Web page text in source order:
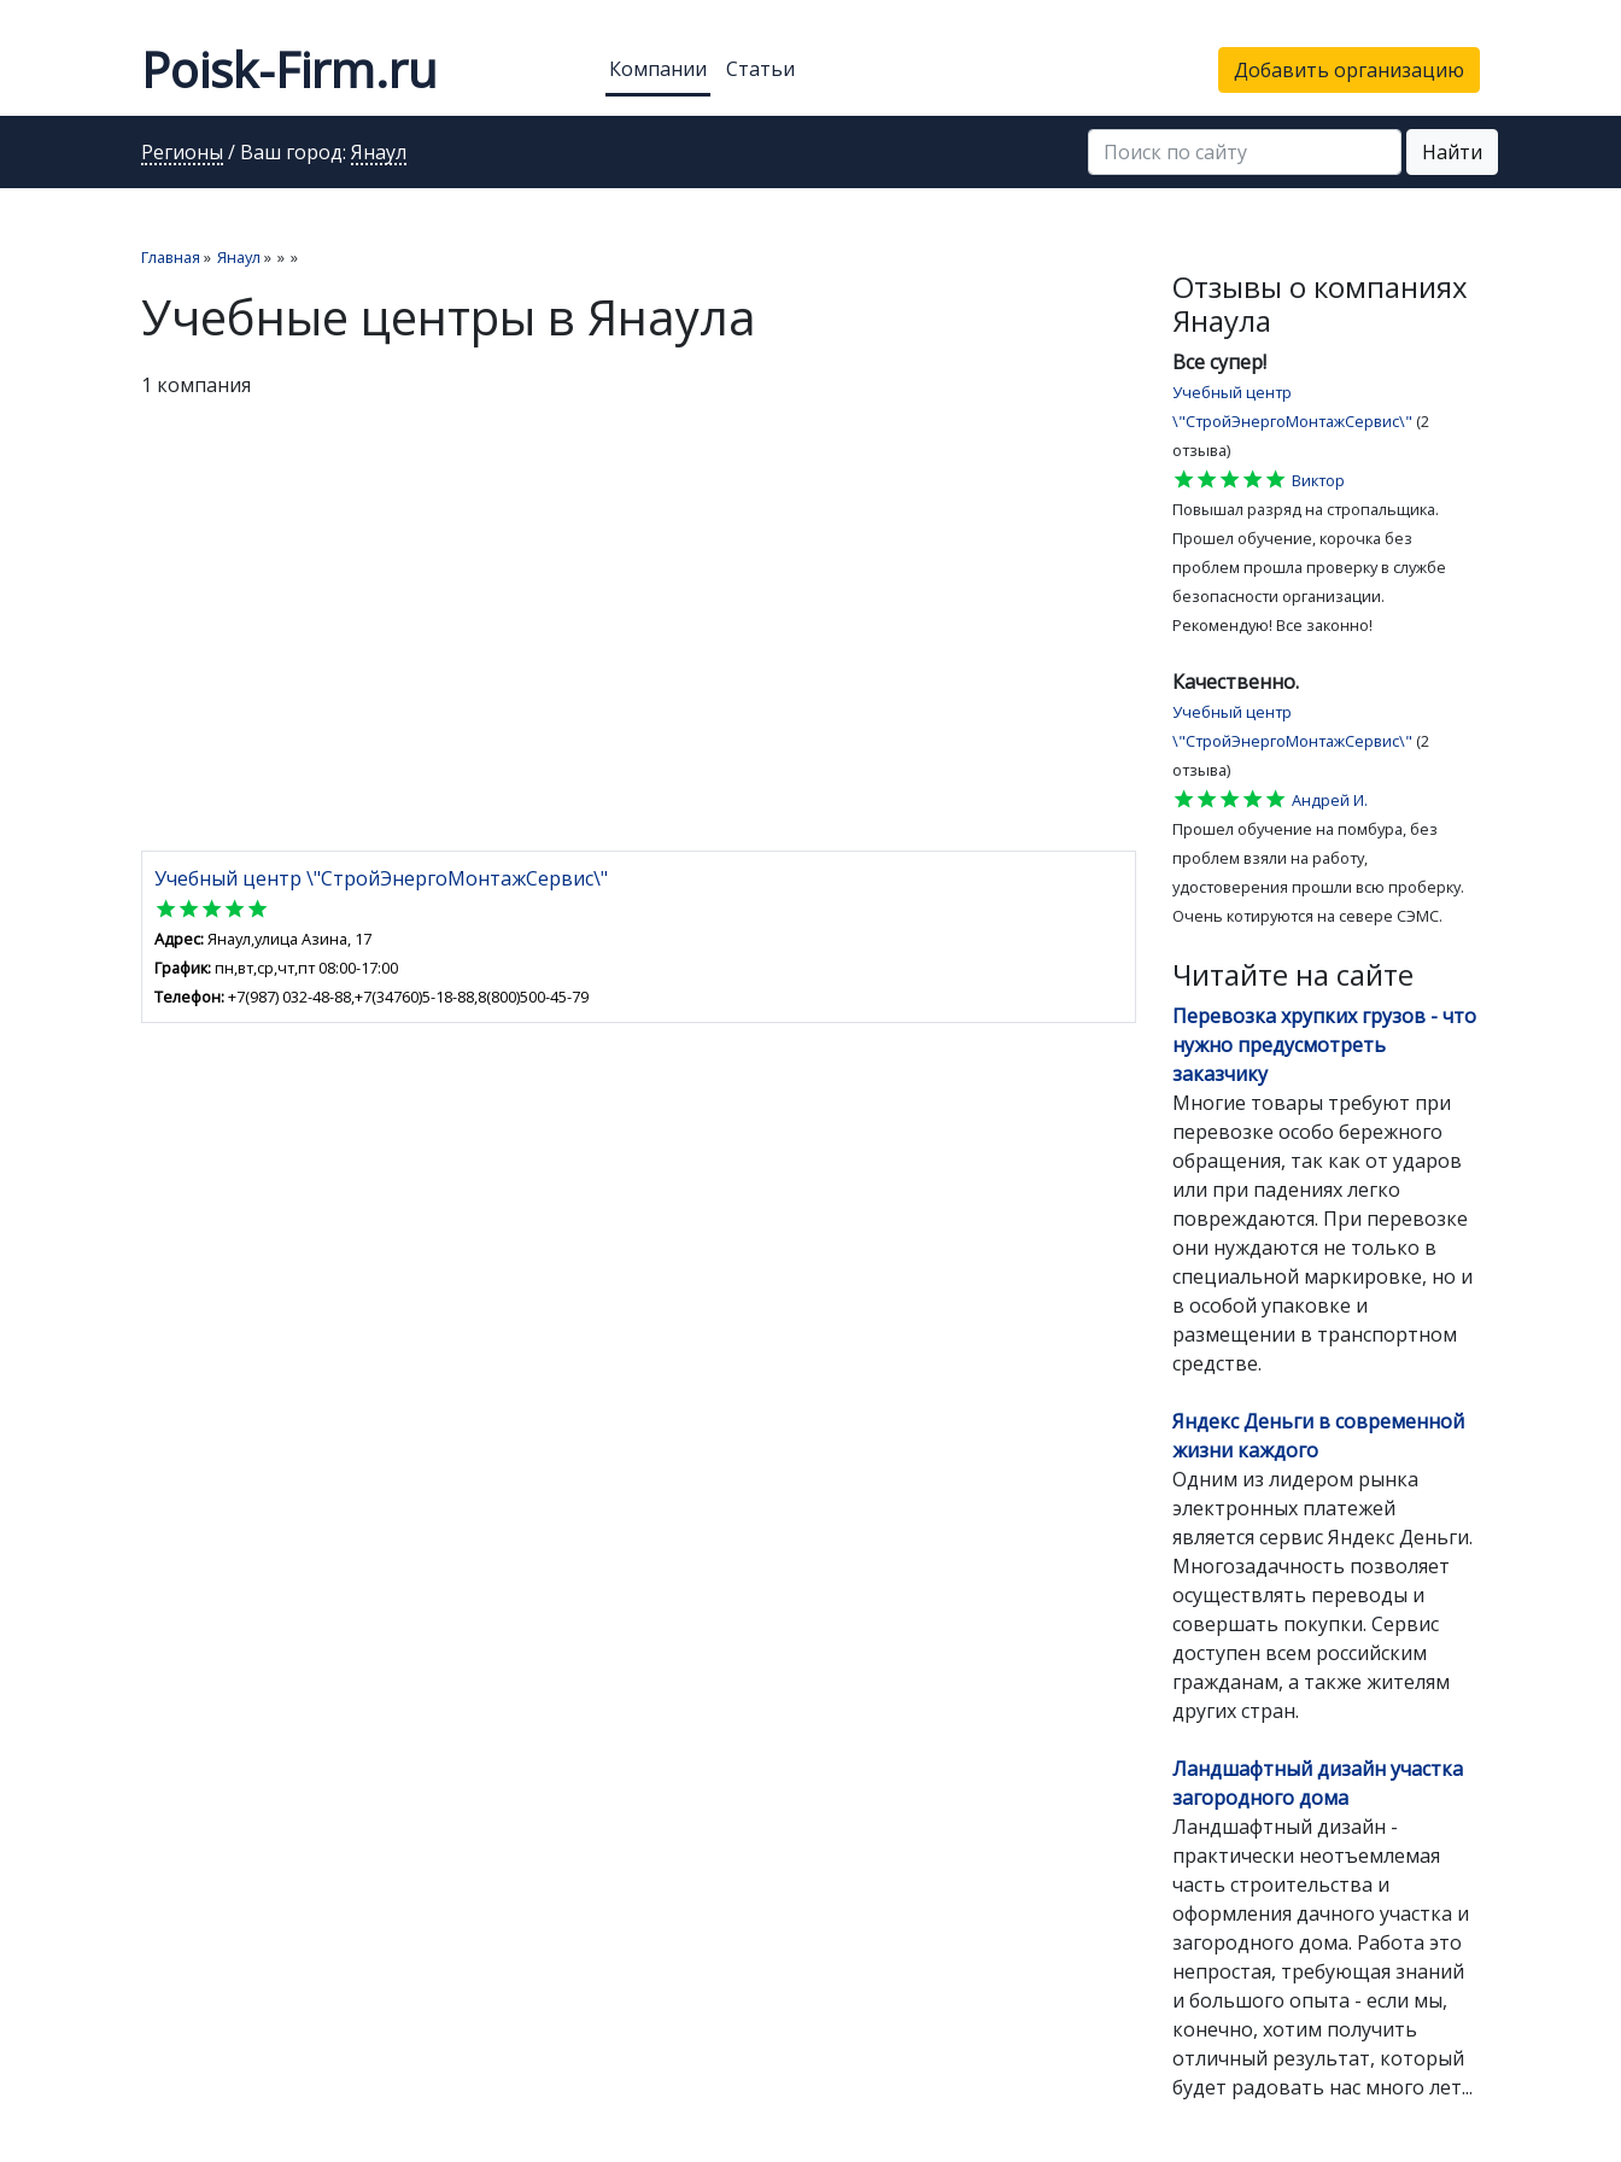
Poisk-Firm.ru Компании Статьи Добавить организацию
Регионы / Ваш город: Янаул Найти
Главная » Янаул » » »
Учебные центры в Янаула
1 компания
Учебный центр \"СтройЭнергоМонтажСервис\"
star
star
star
star
star
Адрес:Янаул,улица Азина, 17
График:пн,вт,ср,чт,пт 08:00-17:00
Телефон:+7(987) 032-48-88,+7(34760)5-18-88,8(800)500-45-79
Отзывы о компаниях
Янаула
Все супер!
Учебный центр
\"СтройЭнергоМонтажСервис\" (2
отзыва)
star
star
star
star
star
Виктор
Повышал разряд на стропальщика.
Прошел обучение, корочка без
проблем прошла проверку в службе
безопасности организации.
Рекомендую! Все законно!
Качественно.
Учебный центр
\"СтройЭнергоМонтажСервис\" (2
отзыва)
star
star
star
star
star
Андрей И.
Прошел обучение на помбура, без
проблем взяли на работу,
удостоверения прошли всю проберку.
Очень котируются на севере СЭМС.
Читайте на сайте
Перевозка хрупких грузов - что
нужно предусмотреть
заказчику
Многие товары требуют при
перевозке особо бережного
обращения, так как от ударов
или при падениях легко
повреждаются. При перевозке
они нуждаются не только в
специальной маркировке, но и
в особой упаковке и
размещении в транспортном
средстве.
Яндекс Деньги в современной
жизни каждого
Одним из лидером рынка
электронных платежей
является сервис Яндекс Деньги.
Многозадачность позволяет
осуществлять переводы и
совершать покупки. Сервис
доступен всем российским
гражданам, а также жителям
других стран.
Ландшафтный дизайн участка
загородного дома
Ландшафтный дизайн -
практически неотъемлемая
часть строительства и
оформления дачного участка и
загородного дома. Работа это
непростая, требующая знаний
и большого опыта - если мы,
конечно, хотим получить
отличный результат, который
будет радовать нас много лет...